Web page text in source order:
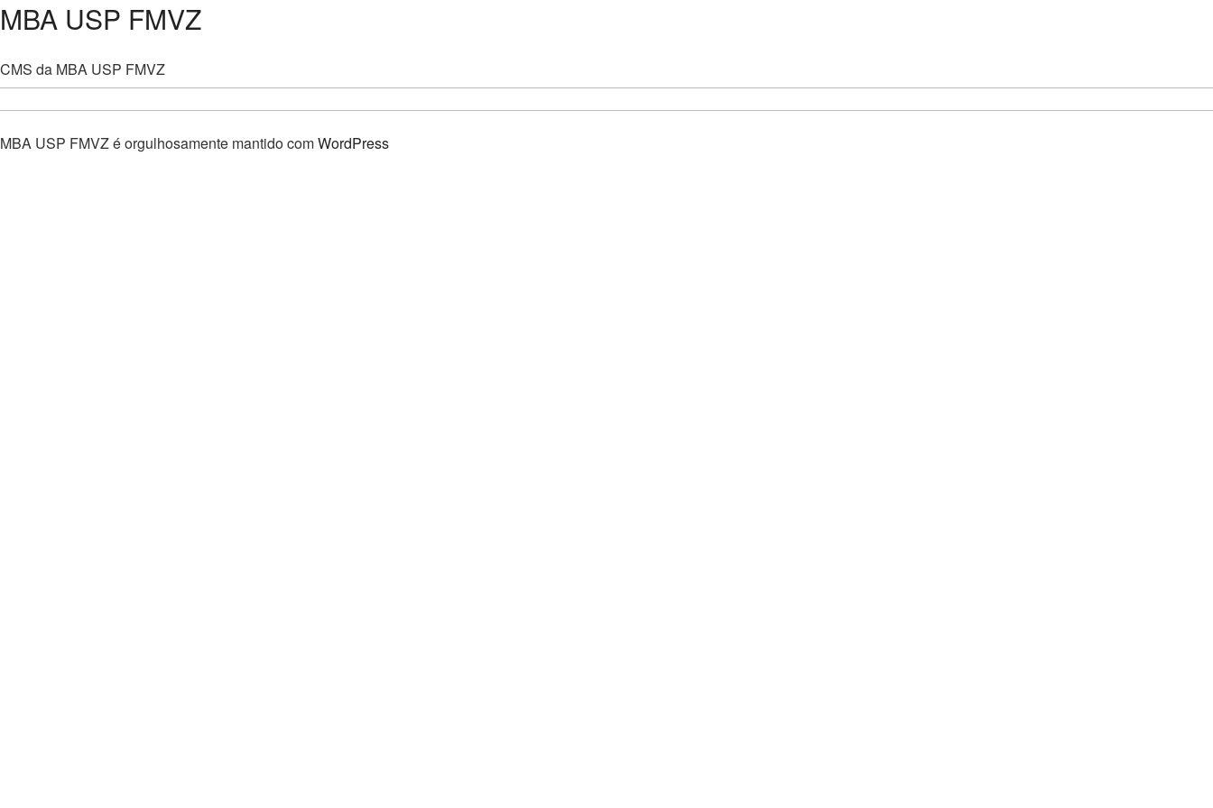
MBA USP FMVZ
CMS da MBA USP FMVZ
MBA USP FMVZ é orgulhosamente mantido comWordPress